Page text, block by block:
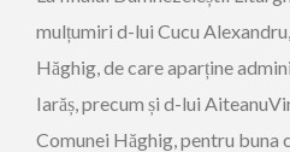
mulțumiri d-lui Cucu
Hăghig,de care aparține
Iarăș, precum și d-lui Aiteanu
Comunei Hăghig, pentru buna